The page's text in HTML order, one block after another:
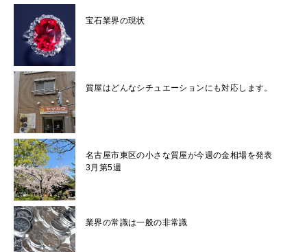
宝石業界の現状
質屋はどんなシチュエーションにも対応します。
名古屋市東区の小さな質屋が今週の金相場を発表
3月第5週
業界の常識は一般の非常識